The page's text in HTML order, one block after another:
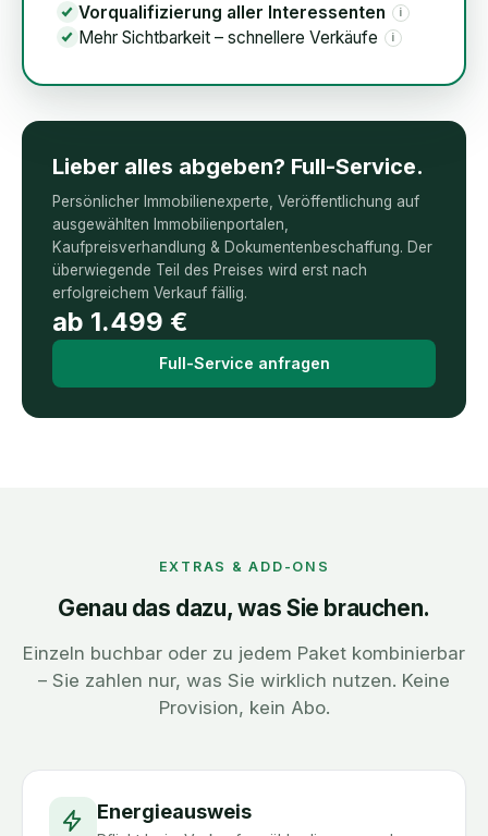
Vorqualifizierung aller Interessenten i
Mehr Sichtbarkeit – schnellere Verkäufe i
Lieber alles abgeben? Full-Service.
Persönlicher Immobilienexperte, Veröffentlichung auf
ausgewählten Immobilienportalen,
Kaufpreisverhandlung & Dokumentenbeschaffung. Der
überwiegende Teil des Preises wird erst nach
erfolgreichem Verkauf fällig.
ab 1.499 €
Full-Service anfragen
EXTRAS & ADD-ONS
Genau das dazu, was Sie brauchen.
Einzeln buchbar oder zu jedem Paket kombinierbar
– Sie zahlen nur, was Sie wirklich nutzen. Keine
Provision, kein Abo.
Energieausweis